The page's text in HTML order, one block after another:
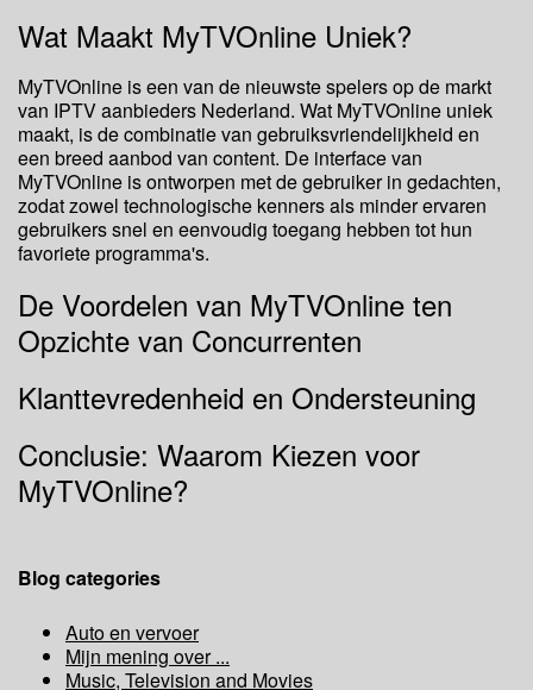
Wat Maakt MyTVOnline Uniek?
MyTVOnline is een van de nieuwste spelers op de markt
van IPTV aanbieders Nederland. Wat MyTVOnline uniek
maakt, is de combinatie van gebruiksvriendelijkheid en
een breed aanbod van content. De interface van
MyTVOnline is ontworpen met de gebruiker in gedachten,
zodat zowel technologische kenners als minder ervaren
gebruikers snel en eenvoudig toegang hebben tot hun
favoriete programma's.
De Voordelen van MyTVOnline ten
Opzichte van Concurrenten
Klanttevredenheid en Ondersteuning
Conclusie: Waarom Kiezen voor
MyTVOnline?
Blog categories
Auto en vervoer
Mijn mening over ...
Music, Television and Movies